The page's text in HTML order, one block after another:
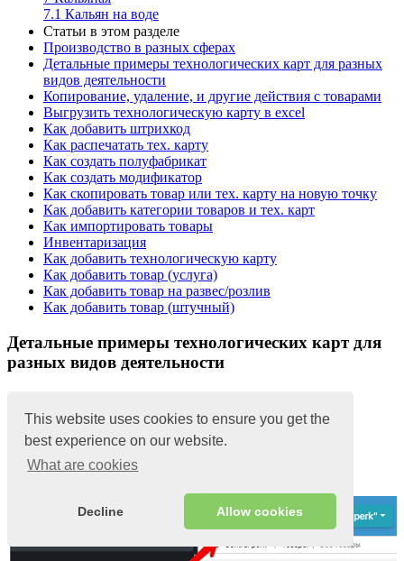
This website uses cookies to ensure you get the
best experience on our website.
What are cookies
Decline Allow cookies
7.1 Кальян на воде
Статьи в этом разделе
Производство в разных сферах
Детальные примеры технологических карт для разных
видов деятельности
Копирование, удаление, и другие действия с товарами
Выгрузить технологическую карту в excel
Как добавить штрихкод
Как распечатать тех. карту
Как создать полуфабрикат
Как создать модификатор
Как скопировать товар или тех. карту на новую точку
Как добавить категории товаров и тех. карт
Как импортировать товары
Инвентаризация
Как добавить технологическую карту
Как добавить товар (услуга)
Как добавить товар на развес/розлив
Как добавить товар (штучный)
Детальные примеры технологических карт для
разных видов деятельности
Ингредиенты
Добавляете все ингредиенты на склад